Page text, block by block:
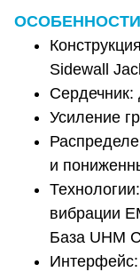
ОСОБЕННОСТИ
Sidewall
Сердечник:
Усиление
и
вибрации
База UHM